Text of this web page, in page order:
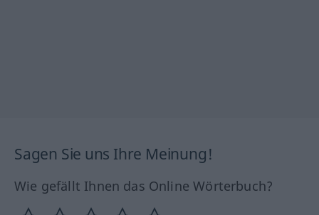
Sagen Sie uns Ihre Meinung!
Wie gefällt Ihnen das Online Wörterbuch?